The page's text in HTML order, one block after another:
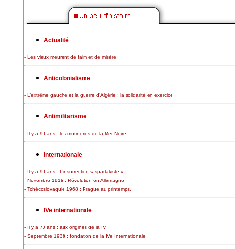
Actualité
- Les vieux meurent de faim et de misère
Anticolonialisme
- L’extrême gauche et la guerre d’Algérie : la solidarité en exercice
Antimilitarisme
- Il y a 90 ans : les mutineries de la Mer Noire
Internationale
- Il y a 90 ans : L’insurrection « spartakiste »
- Novembre 1918 : Révolution en Allemagne
- Tchécoslovaquie 1968 : Prague au printemps.
IVe internationale
- Il y a 70 ans : aux origines de la IV
- Septembre 1938 : fondation de la IVe Internationale